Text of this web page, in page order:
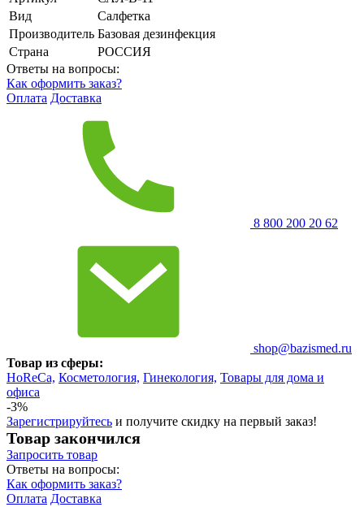
Вид
Салфетка
Производитель Базовая дезинфекция
Страна
РОССИЯ
Ответы на вопросы:
Как оформить заказ?
Оплата Доставка
8 800 200 20 62
shop@bazismed.ru
Товар из сферы:
HoReCa, Косметология, Гинекология, Товары для дома и
офиса
-3%
Зарегистрируйтесь и получите скидку на первый заказ!
Товар закончился
Запросить товар
Ответы на вопросы:
Как оформить заказ?
Оплата Доставка